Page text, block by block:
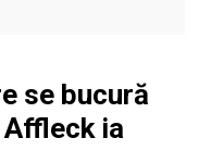
se bucură
ia